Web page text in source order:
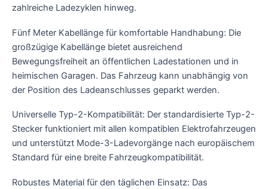
zahlreiche Ladezyklen hinweg.
Fünf Meter Kabellänge für komfortable Handhabung: Die
großzügige Kabellänge bietet ausreichend
Bewegungsfreiheit an öffentlichen Ladestationen und in
heimischen Garagen. Das Fahrzeug kann unabhängig von
der Position des Ladeanschlusses geparkt werden.
Universelle Typ-2-Kompatibilität: Der standardisierte Typ-2-
Stecker funktioniert mit allen kompatiblen Elektrofahrzeugen
und unterstützt Mode-3-Ladevorgänge nach europäischem
Standard für eine breite Fahrzeugkompatibilität.
Robustes Material für den täglichen Einsatz: Das